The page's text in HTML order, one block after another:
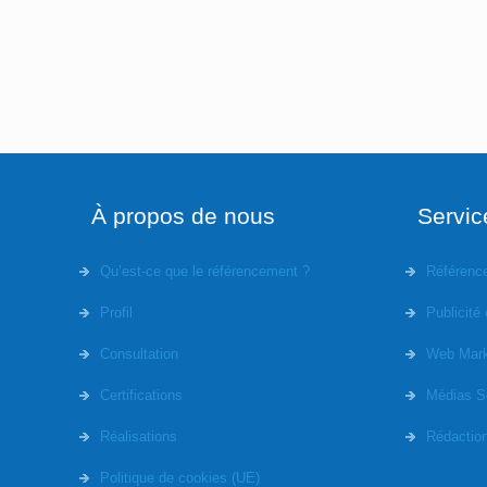
À propos de nous
Qu’est-ce que le référencement ?
Profil
Consultation
Certifications
Réalisations
Politique de cookies (UE)
Publicité
Web
Médias